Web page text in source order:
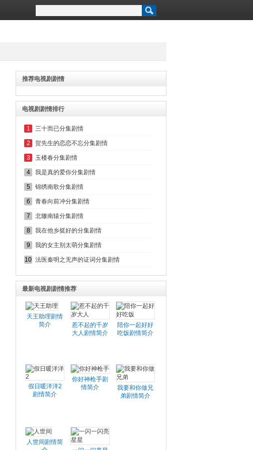
推荐电视剧剧情
电视剧剧情排行
1 三十而已分集剧情
2 贺先生的恋恋不忘分集剧情
3 玉楼春分集剧情
4 我是真的爱你分集剧情
5 锦绣南歌分集剧情
6 青春向前冲分集剧情
7 北辙南辕分集剧情
8 我在他乡挺好的分集剧情
9 我的女主别太萌分集剧情
10 法医秦明之无声的证词分集剧情
最新电视剧剧情推荐
天王助理剧情
简介
惹不起的千岁
大人剧情简介
陪你一起好好
吃饭剧情简介
假日暖洋洋2
剧情简介
你好神枪手剧
情简介
我要和你做兄
弟剧情简介
人世间剧情简